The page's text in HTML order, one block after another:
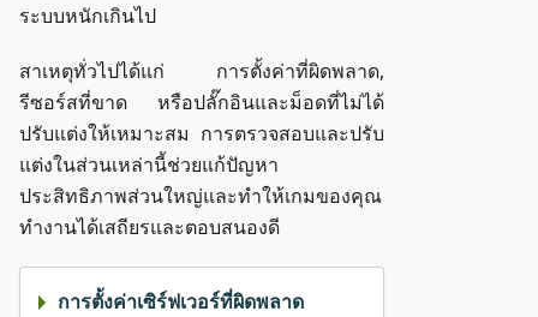
ระบบหนักเกินไป
สาเหตุทั่วไปได้แก่ การตั้งค่าที่ผิดพลาด,
รีซอร์สที่ขาด หรือปลั๊กอินและม็อดที่ไม่ได้
ปรับแต่งให้เหมาะสม การตรวจสอบและปรับ
แต่งในส่วนเหล่านี้ช่วยแก้ปัญหา
ประสิทธิภาพส่วนใหญ่และทำให้เกมของคุณ
ทำงานได้เสถียรและตอบสนองดี
การตั้งค่าเซิร์ฟเวอร์ที่ผิดพลาด